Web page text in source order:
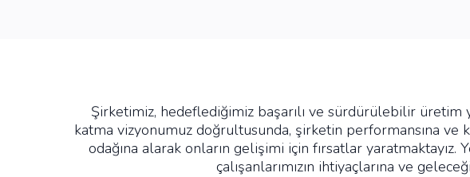
Şirketimiz, hedeflediğimiz başarılı ve sürdürülebilir üretim
katma vizyonumuz doğrultusunda, şirketin performansına ve
odağına alarak onların gelişimi için fırsatlar
çalışanlarımızın ihtiyaçlarına ve